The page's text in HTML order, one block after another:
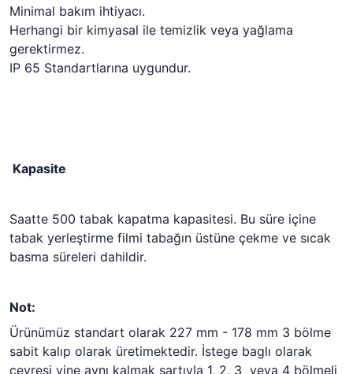
Minimal bakım ihtiyacı.
Herhangi bir kimyasal ile temizlik veya yağlama
gerektirmez.
IP 65 Standartlarına uygundur.
Kapasite
Saatte 500 tabak kapatma kapasitesi. Bu süre içine
tabak yerleştirme filmi tabağın üstüne çekme ve sıcak
basma süreleri dahildir.
Not:
Ürünümüz standart olarak 227 mm - 178 mm 3 bölme
sabit kalıp olarak üretimektedir. İstege baglı olarak
çevresi yine aynı kalmak şartıyla 1, 2, 3 veya 4 bölmeli